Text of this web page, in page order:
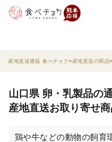
産地直送通販 食べチョク 産地直送の商品
山口県 卵・乳製品の
産地直送お取り寄せ
鶏や牛などの動物の飼育